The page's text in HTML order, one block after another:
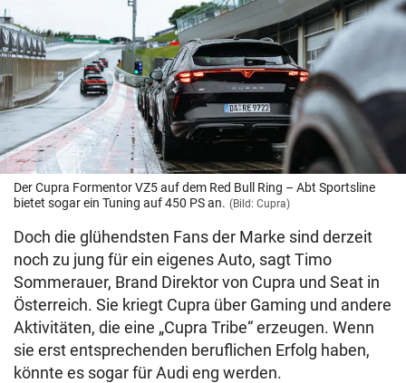
Der Cupra Formentor VZ5 auf dem Red Bull Ring – Abt Sportsline
bietet sogar ein Tuning auf 450 PS an. (Bild: Cupra)
Doch die glühendsten Fans der Marke sind derzeit
noch zu jung für ein eigenes Auto, sagt Timo
Sommerauer, Brand Direktor von Cupra und Seat in
Österreich. Sie kriegt Cupra über Gaming und andere
Aktivitäten, die eine „Cupra Tribe“ erzeugen. Wenn
sie erst entsprechenden beruflichen Erfolg haben,
könnte es sogar für Audi eng werden.